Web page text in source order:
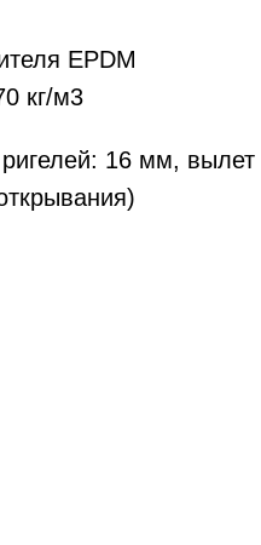
EPDM
кг/м3
16 мм,